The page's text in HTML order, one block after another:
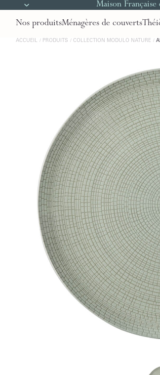
Maison Française
Nos produitsMénagères de couverts
ACCUEIL PRODUITS COLLECTION MODULO NATURE